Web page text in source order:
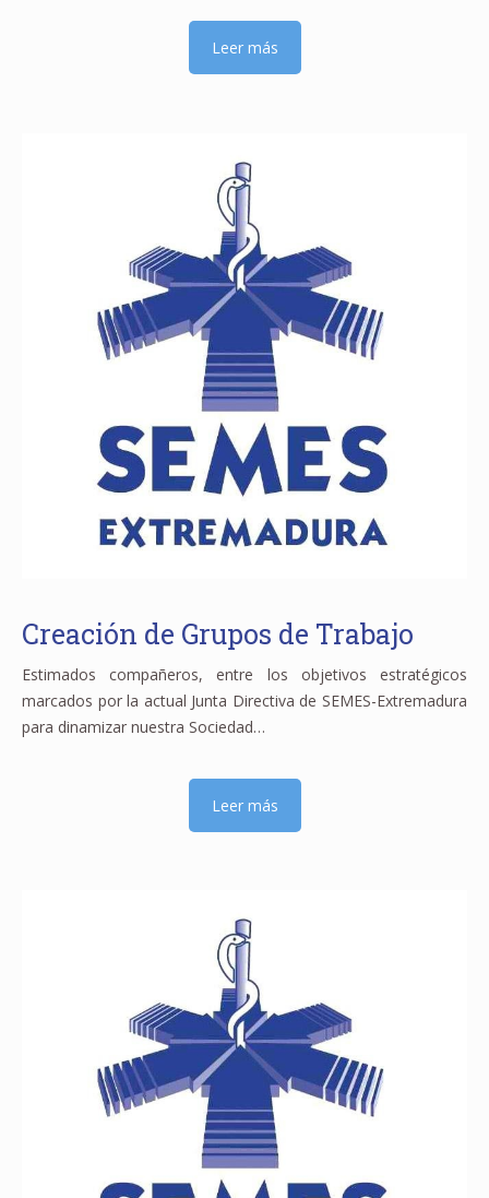
Leer más
Creación de Grupos de Trabajo
Estimados compañeros, entre los objetivos estratégicos
marcados por la actual Junta Directiva de SEMES-Extremadura
para dinamizar nuestra Sociedad…
Leer más